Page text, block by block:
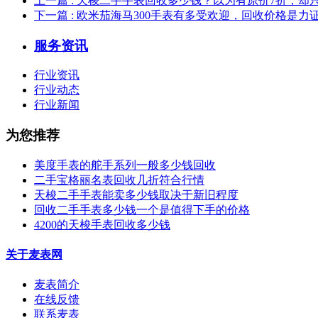
下一篇 : 欧米茄海马300手表有多受欢迎，回收价格是力
服务资讯
行业资讯
行业动态
行业新闻
为您推荐
美度手表的舵手系列一般多少钱回收
二手宝格丽名表回收几折符合行情
天梭二手手表能卖多少钱取决于新旧程度
回收二手手表多少钱一个是值得下手的价格
4200的天梭手表回收多少钱
关于麦表网
麦表简介
在线反馈
联系麦表